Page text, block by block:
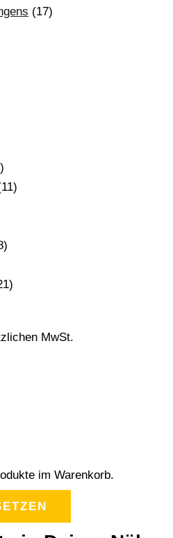
(17)
MwSt.
im Warenkorb.